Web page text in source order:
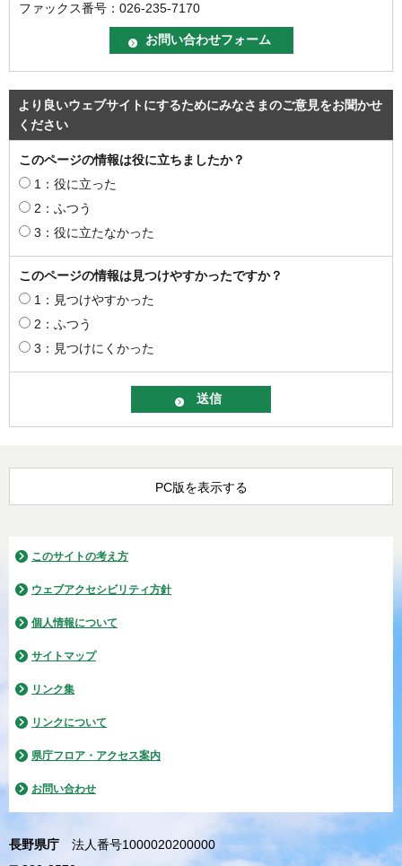
ファックス番号：026-235-7170
より良いウェブサイトにするためにみなさまのご意見をお聞かせ
ください
このページの情報は役に立ちましたか？
1：役に立った
2：ふつう
3：役に立たなかった
このページの情報は見つけやすかったですか？
1：見つけやすかった
2：ふつう
3：見つけにくかった
PC版を表示する
このサイトの考え方
ウェブアクセシビリティ方針
個人情報について
サイトマップ
リンク集
リンクについて
県庁フロア・アクセス案内
お問い合わせ
長野県庁
法人番号1000020200000